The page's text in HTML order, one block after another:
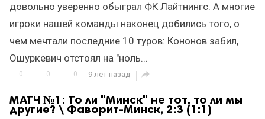
довольно уверенно обыграл ФК Лайтнингс. А многие
игроки нашей команды наконец добились того, о
чем мечтали последние 10 туров: Кононов забил,
Ошуркевич отстоял на "ноль...
0 0 0 9 лет назад 
МАТЧ №1: То ли "Минск" не тот, то ли мы
другие? \ Фаворит-Минск, 2:3 (1:1)